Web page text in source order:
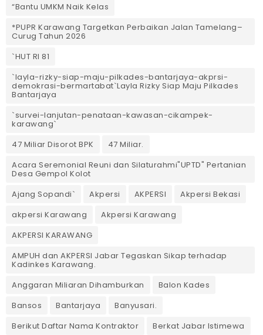
“Bantu UMKM Naik Kelas
*PUPR Karawang Targetkan Perbaikan Jalan Tamelang–
Curug Tahun 2026
`HUT RI 81
`layla-rizky-siap-maju-pilkades-bantarjaya-akprsi-
demokrasi-bermartabat`Layla Rizky Siap Maju Pilkades
Bantarjaya
`survei-lanjutan-penataan-kawasan-cikampek-
karawang`
47 Miliar Disorot BPK
47 Miliar.
Acara Seremonial Reuni dan Silaturahmi"UPTD" Pertanian
Desa Gempol Kolot
Ajang Sopandi`
Akpersi AKPERSI
Akpersi Bekasi
akpersi Karawang
Akpersi Karawang
AKPERSI KARAWANG
AMPUH dan AKPERSI Jabar Tegaskan Sikap terhadap
Kadinkes Karawang.
Anggaran Miliaran Dihamburkan
Balon Kades
Bansos
Bantarjaya
Banyusari.
Berikut Daftar Nama Kontraktor
Berkat Jabar Istimewa